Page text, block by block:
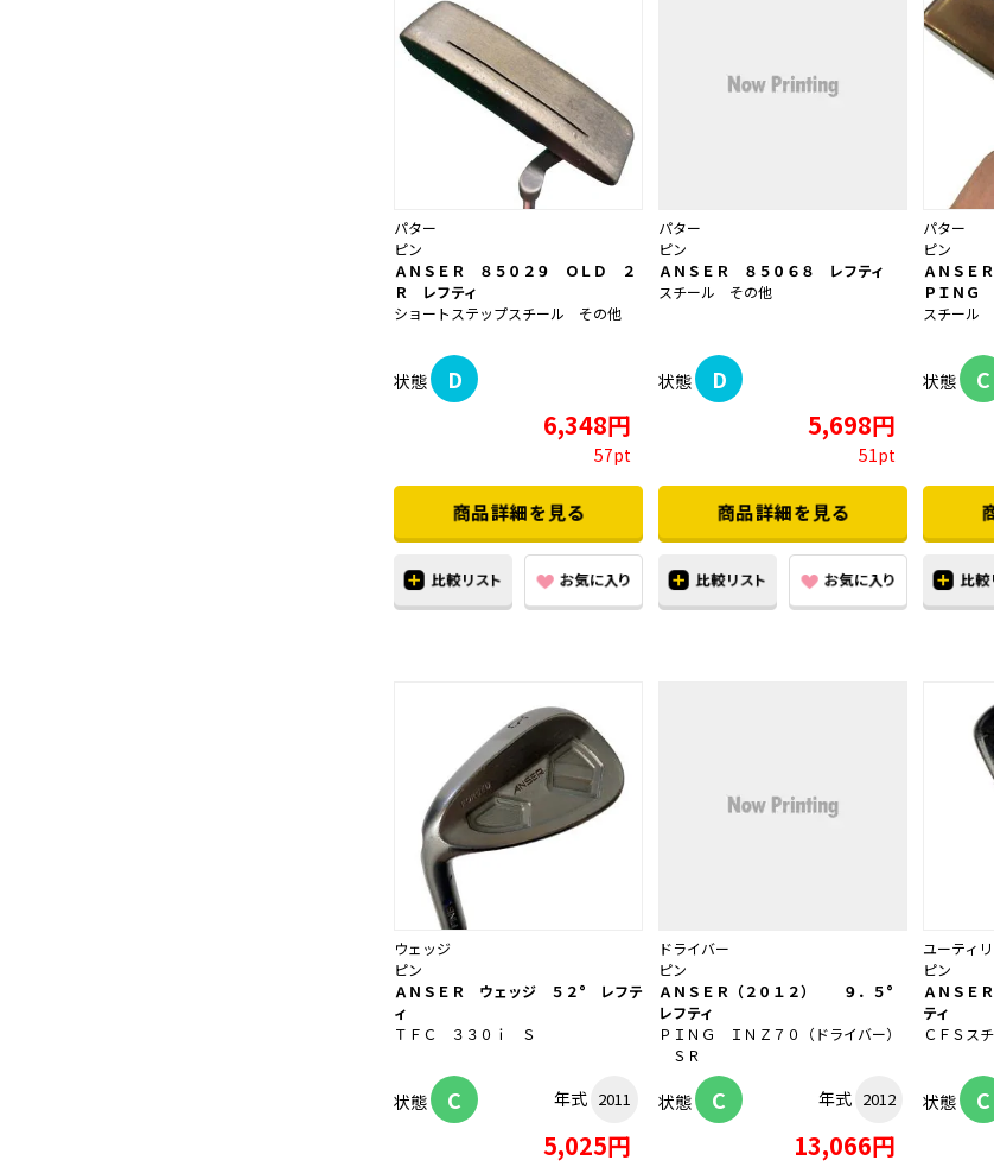
パター
ピン
ＡＮＳＥＲ ８５０２９ ＯＬＤ ２
Ｒ レフティ
ショートステップスチール その他
状態 D
6,348円
57pt
パター
ピン
ＡＮＳＥＲ ８５０６８ レフティ
スチール その他
状態 D
5,698円
51pt
パター
ピン
ＡＮＳＥ
ＰＩＮＧ
スチール
状態 C
ウェッジ
ピン
ＡＮＳＥＲ ウェッジ ５２° レフテ
ィ
ＴＦＣ ３３０ｉ Ｓ
状態 C 年式 2011
5,025円
ドライバー
ピン
ＡＮＳＥＲ（２０１２） ９．５°
レフティ
ＰＩＮＧ ＩＮＺ７０（ドライバー）
ＳＲ
状態 C 年式 2012
13,066円
ユーティ
ピン
ＡＮＳＥ
ティ
ＣＦＳス
状態 C